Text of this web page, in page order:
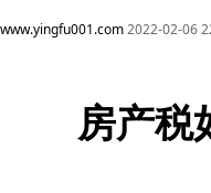
www.yingfu001.com2022-02-06
房产税